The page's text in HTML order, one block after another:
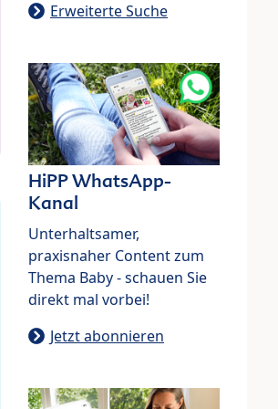
Erweiterte Suche
HiPP WhatsApp-
Kanal
Unterhaltsamer,
praxisnaher Content zum
Thema Baby - schauen Sie
direkt mal vorbei!
Jetzt abonnieren